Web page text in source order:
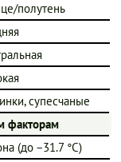
полутень
супесчаные
факторам
(до −31.7 °C)